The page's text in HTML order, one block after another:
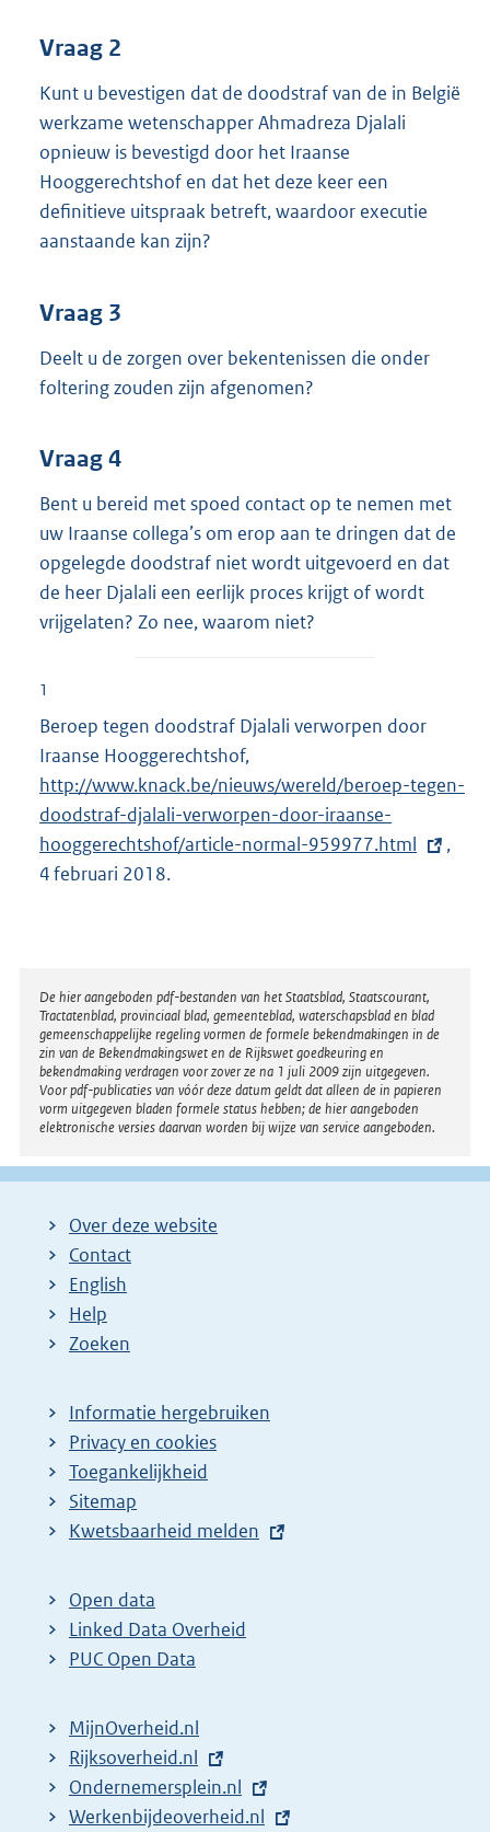
Vraag 2
Kunt u bevestigen dat de doodstraf van de in België
werkzame wetenschapper Ahmadreza Djalali
opnieuw is bevestigd door het Iraanse
Hooggerechtshof en dat het deze keer een
definitieve uitspraak betreft, waardoor executie
aanstaande kan zijn?
Vraag 3
Deelt u de zorgen over bekentenissen die onder
foltering zouden zijn afgenomen?
Vraag 4
Bent u bereid met spoed contact op te nemen met
uw Iraanse collega’s om erop aan te dringen dat de
opgelegde doodstraf niet wordt uitgevoerd en dat
de heer Djalali een eerlijk proces krijgt of wordt
vrijgelaten? Zo nee, waarom niet?
1
Beroep tegen doodstraf Djalali verworpen door
Iraanse Hooggerechtshof,
x
t
e
i
n
k
:
http://www.knack.be/nieuws/wereld/beroep-tegen-
doodstraf-djalali-verworpen-door-iraanse-
hooggerechtshof/article-normal-959977.html
,
4 februari 2018.
Disclaimer
De hier aangeboden pdf-bestanden van het Staatsblad, Staatscourant,
Tractatenblad, provinciaal blad, gemeenteblad, waterschapsblad en blad
gemeenschappelijke regeling vormen de formele bekendmakingen in de
zin van de Bekendmakingswet en de Rijkswet goedkeuring en
bekendmaking verdragen voor zover ze na 1 juli 2009 zijn uitgegeven.
Voor pdf-publicaties van vóór deze datum geldt dat alleen de in papieren
vorm uitgegeven bladen formele status hebben; de hier aangeboden
elektronische versies daarvan worden bij wijze van service aangeboden.
Over deze website
Contact
English
Help
Zoeken
Informatie hergebruiken
Privacy en cookies
Toegankelijkheid
Sitemap
E
t
e
r
l
i
n
k
Kwetsbaarheid melden
Open data
Linked Data Overheid
PUC Open Data
MijnOverheid.nl
E
x
t
Rijksoverheid.nl
E
x
Ondernemersplein.nl
E
Werkenbijdeoverheid.nl